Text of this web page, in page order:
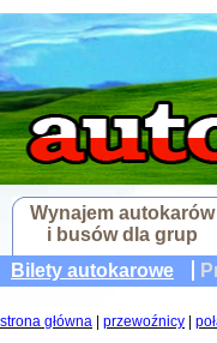
Wynajem autokarów
i busów dla grup
Bilety autokarowe
strona główna przewoźnicy